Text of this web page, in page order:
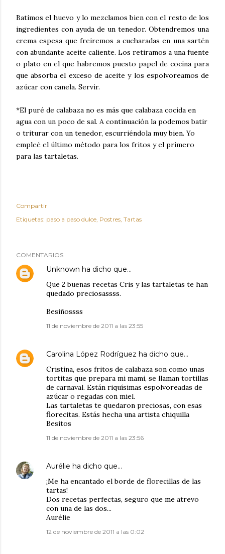
Batimos el huevo y lo mezclamos bien con el resto de los
ingredientes con ayuda de un tenedor. Obtendremos una
crema espesa que freiremos a cucharadas en una sartén
con abundante aceite caliente. Los retiramos a una fuente
o plato en el que habremos puesto papel de cocina para
que absorba el exceso de aceite y los espolvoreamos de
azúcar con canela. Servir.
*El puré de calabaza no es más que calabaza cocida en
agua con un poco de sal. A continuación la podemos batir
o triturar con un tenedor, escurriéndola muy bien. Yo
empleé el último método para los fritos y el primero
para las tartaletas.
Compartir
Etiquetas: paso a paso dulce Postres Tartas
COMENTARIOS
Unknown ha dicho que…
Que 2 buenas recetas Cris y las tartaletas te han
quedado preciosassss.
Besiñossss
11 de noviembre de 2011 a las 23:55
Carolina López Rodríguez ha dicho que…
Cristina, esos fritos de calabaza son como unas
tortitas que prepara mi mami, se llaman tortillas
de carnaval. Están riquísimas espolvoreadas de
azúcar o regadas con miel.
Las tartaletas te quedaron preciosas, con esas
florecitas. Estás hecha una artista chiquilla
Besitos
11 de noviembre de 2011 a las 23:56
Aurélie ha dicho que…
¡Me ha encantado el borde de florecillas de las
tartas!
Dos recetas perfectas, seguro que me atrevo
con una de las dos...
Aurélie
12 de noviembre de 2011 a las 0:02